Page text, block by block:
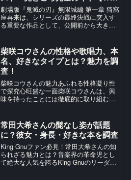
題歌・SNS話題も解説】
劇場版『鬼滅の刃』無限城編 第一章 猗窩
座再来は、シリーズの最終決戦に突入す
る重要な作品として、公開前から大きな
る無限城編の第1章にあたります。本記事
では、主題歌...
柴咲コウさんの性格や歌唱力、本
名、好きなタイプとは？魅力を調
査！
柴咲コウさんの魅力あふれる性格凝り性
で探究心旺盛な一面柴咲コウさんは、興
味を持ったことには徹底的に取り組む凝
期間食べ続けるそうです。お粥に夢中に
なった時期は2週間に一度中...
常田大希さんの髭なし姿が話題
に？彼女・身長・好きな本を調査
King Gnuファン必見！常田大希さんの知
られざる魅力とは？音楽界の革命児とし
て絶大な人気を誇るKing Gnuのリーダ